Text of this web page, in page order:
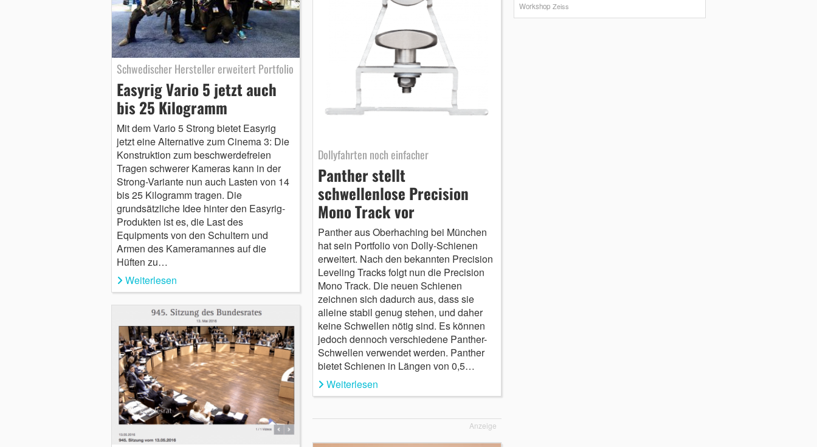
Schwedischer Hersteller erweitert Portfolio
Easyrig Vario 5 jetzt auch
bis 25 Kilogramm
Mit dem Vario 5 Strong bietet Easyrig
jetzt eine Alternative zum Cinema 3: Die
Konstruktion zum beschwerdefreien
Tragen schwerer Kameras kann in der
Strong-Variante nun auch Lasten von 14
bis 25 Kilogramm tragen. Die
grundsätzliche Idee hinter den Easyrig-
Produkten ist es, die Last des
Equipments von den Schultern und
Armen des Kameramannes auf die
Hüften zu…
Weiterlesen
Dollyfahrten noch einfacher
Panther stellt
schwellenlose Precision
Mono Track vor
Panther aus Oberhaching bei München
hat sein Portfolio von Dolly-Schienen
erweitert. Nach den bekannten Precision
Leveling Tracks folgt nun die Precision
Mono Track. Die neuen Schienen
zeichnen sich dadurch aus, dass sie
alleine stabil genug stehen, und daher
keine Schwellen nötig sind. Es können
jedoch dennoch verschiedene Panther-
Schwellen verwendet werden. Panther
bietet Schienen in Längen von 0,5…
Weiterlesen
Anzeige
Workshop Zeiss